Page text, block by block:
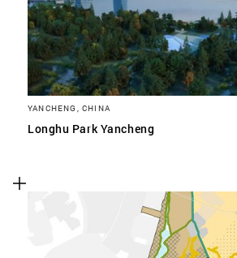
YANCHENG, CHINA
Longhu Park Yancheng